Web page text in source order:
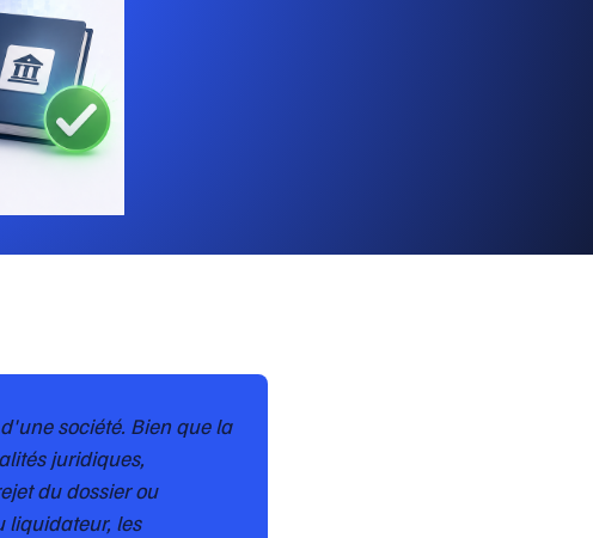
société. Bien que la
juridiques,
du dossier ou
liquidateur, les